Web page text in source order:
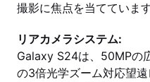
撮影に焦点を当てています
リアカメラシステム:
Galaxy S24は、50MPの
の3倍光学ズーム対応望